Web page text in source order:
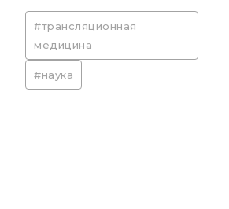
#трансляционная
медицина
#наука